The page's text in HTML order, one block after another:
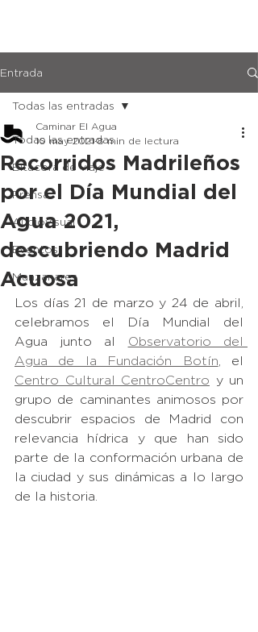
Entrada
Todas las entradas
Bitácora de viaje
Prensa
Audiovisual
Eventos
Manzanares
Todas las entradas
Recorridos Madrileños
por el Día Mundial del
Agua 2021,
descubriendo Madrid
Acuosa
Caminar El Agua
10 may 2021 8 min de lectura
Los días 21 de marzo y 24 de abril,
celebramos el Día Mundial del
Agua junto al Observatorio del
Agua de la Fundación Botín
Centro Cultural CentroCentro y un
grupo de caminantes animosos por
descubrir espacios de Madrid con
relevancia hídrica y que han sido
parte de la conformación urbana de
la ciudad y sus dinámicas a lo largo
de la historia.